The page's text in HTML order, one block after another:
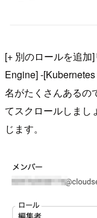
[+ 別のロールを追
Engine] -
名がたくさんあるの
てスクロールしまし
じます。